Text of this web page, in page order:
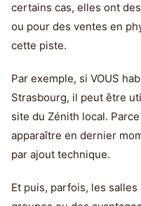
certains cas, elles ont
ou pour des ventes en
cette piste.
Par exemple, si VOUS
Strasbourg, il peut être
site du Zénith local.
apparaître en dernier
par ajout technique.
Et puis, parfois, les